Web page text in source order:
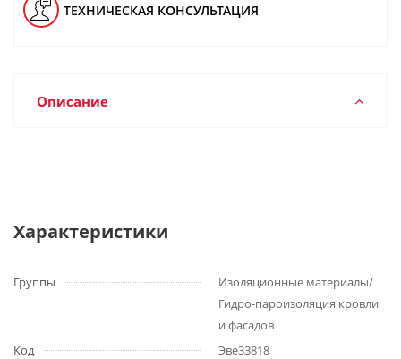
ТЕХНИЧЕСКАЯ КОНСУЛЬТАЦИЯ
Описание
Характеристики
Группы
Изоляционные материалы/
Гидро-пароизоляция кровли
и фасадов
Код
Эве33818